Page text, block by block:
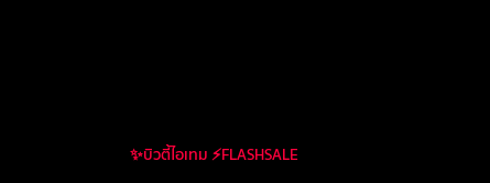
✨บิวตี้ไอเทม ⚡FLASHSALE